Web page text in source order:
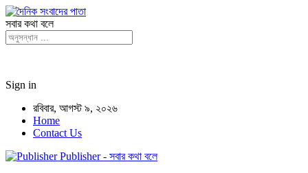
সবার কথা বলে
Sign in
রবিবার, আগস্ট ৯, ২০২৬
Home
Contact Us
Publisher - সবার কথা বলে